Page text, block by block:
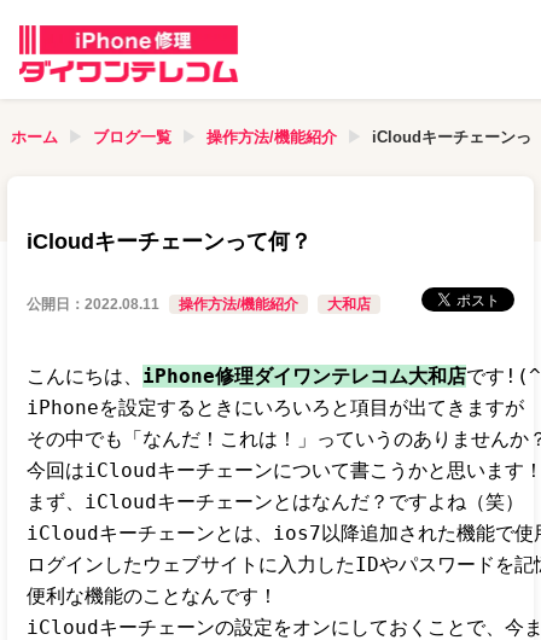
ホーム ブログ一覧 操作方法/機能紹介 iCloudキーチェーンっ
iCloudキーチェーンって何？
公開日：2022.08.11 操作方法/機能紹介 大和店
こんにちは、 iPhone修理ダイワンテレコム大和店です
iPhoneを設定するときにいろいろと項目が出てきますが
その中でも「なんだ！これは！」っていうのありませんか
今回はiCloudキーチェーンについて書こうかと思います
まず、iCloudキーチェーンとはなんだ？ですよね（笑）
iCloudキーチェーンとは、ios7以降追加された機能で
ログインしたウェブサイトに入力したIDやパスワードを記
便利な機能のことなんです！
iCloudキーチェーンの設定をオンにしておくことで、今